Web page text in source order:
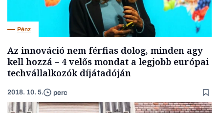
Pénz
Az innováció nem férfias dolog, minden agy
kell hozzá – 4 velős mondat a legjobb európai
techvállalkozók díjátadóján
2018. 10. 5. perc